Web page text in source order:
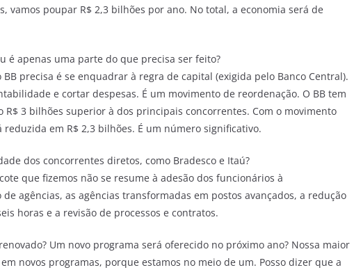
vamos poupar R$ 2,3 bilhões por ano. No total, a economia será de
é apenas uma parte do que precisa ser feito?
precisa é se enquadrar à regra de capital (exigida pelo Banco Central).
e cortar despesas. É um movimento de reordenação. O BB tem
R$ 3 bilhões superior à dos principais concorrentes. Com o movimento
em R$ 2,3 bilhões. É um número significativo.
dos concorrentes diretos, como Bradesco e Itaú?
que fizemos não se resume à adesão dos funcionários à
agências, as agências transformadas em postos avançados, a redução
horas e a revisão de processos e contratos.
Um novo programa será oferecido no próximo ano? Nossa maior
novos programas, porque estamos no meio de um. Posso dizer que a